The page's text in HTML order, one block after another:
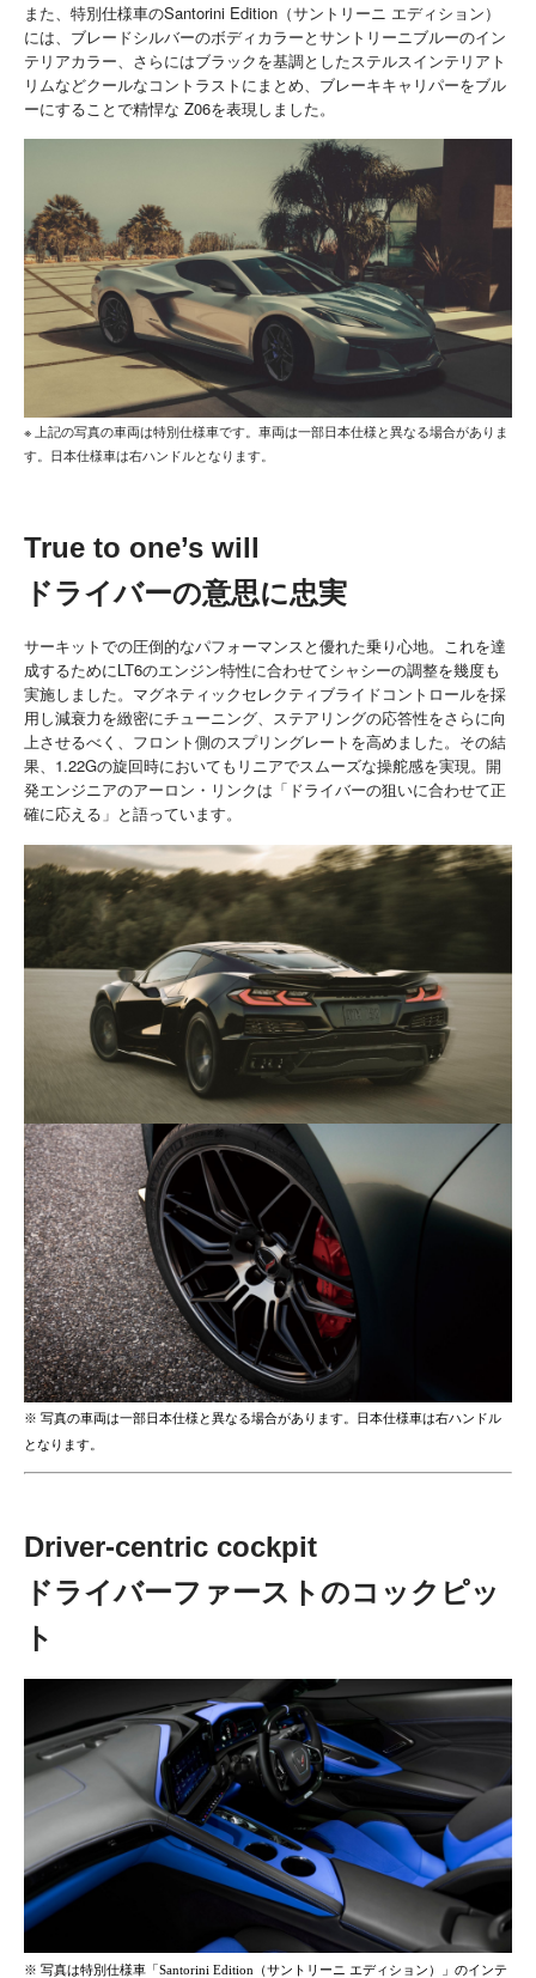
また、特別仕様車のSantorini Edition（サントリーニ エディション）
には、ブレードシルバーのボディカラーとサントリーニブルーのイン
テリアカラー、さらにはブラックを基調としたステルスインテリアト
リムなどクールなコントラストにまとめ、ブレーキキャリパーをブル
ーにすることで精悍な Z06を表現しました。
※ 上記の写真の車両は特別仕様車です。車両は一部日本仕様と異なる場合がありま
す。日本仕様車は右ハンドルとなります。
True to one’s will
ドライバーの意思に忠実
サーキットでの圧倒的なパフォーマンスと優れた乗り心地。これを達
成するためにLT6のエンジン特性に合わせてシャシーの調整を幾度も
実施しました。マグネティックセレクティブライドコントロールを採
用し減衰力を緻密にチューニング、ステアリングの応答性をさらに向
上させるべく、フロント側のスプリングレートを高めました。その結
果、1.22Gの旋回時においてもリニアでスムーズな操舵感を実現。開
発エンジニアのアーロン・リンクは「ドライバーの狙いに合わせて正
確に応える」と語っています。
※ 写真の車両は一部日本仕様と異なる場合があります。日本仕様車は右ハンドル
となります。
Driver-centric cockpit
ドライバーファーストのコックピッ
ト
※ 写真は特別仕様車「Santorini Edition（サントリーニ エディション）」のインテ